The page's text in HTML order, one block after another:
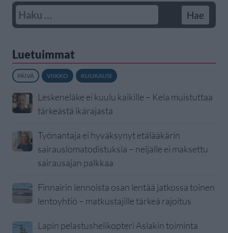
Luetuimmat
PÄIVÄ VIIKKO KUUKAUSI
Leskeneläke ei kuulu kaikille – Kela muistuttaa
tärkeästä ikärajasta
Työnantaja ei hyväksynyt etälääkärin
sairauslomatodistuksia – neljälle ei maksettu
sairausajan palkkaa
Finnairin lennoista osan lentää jatkossa toinen
lentoyhtiö – matkustajille tärkeä rajoitus
Lapin pelastushelikopteri Aslakin toiminta